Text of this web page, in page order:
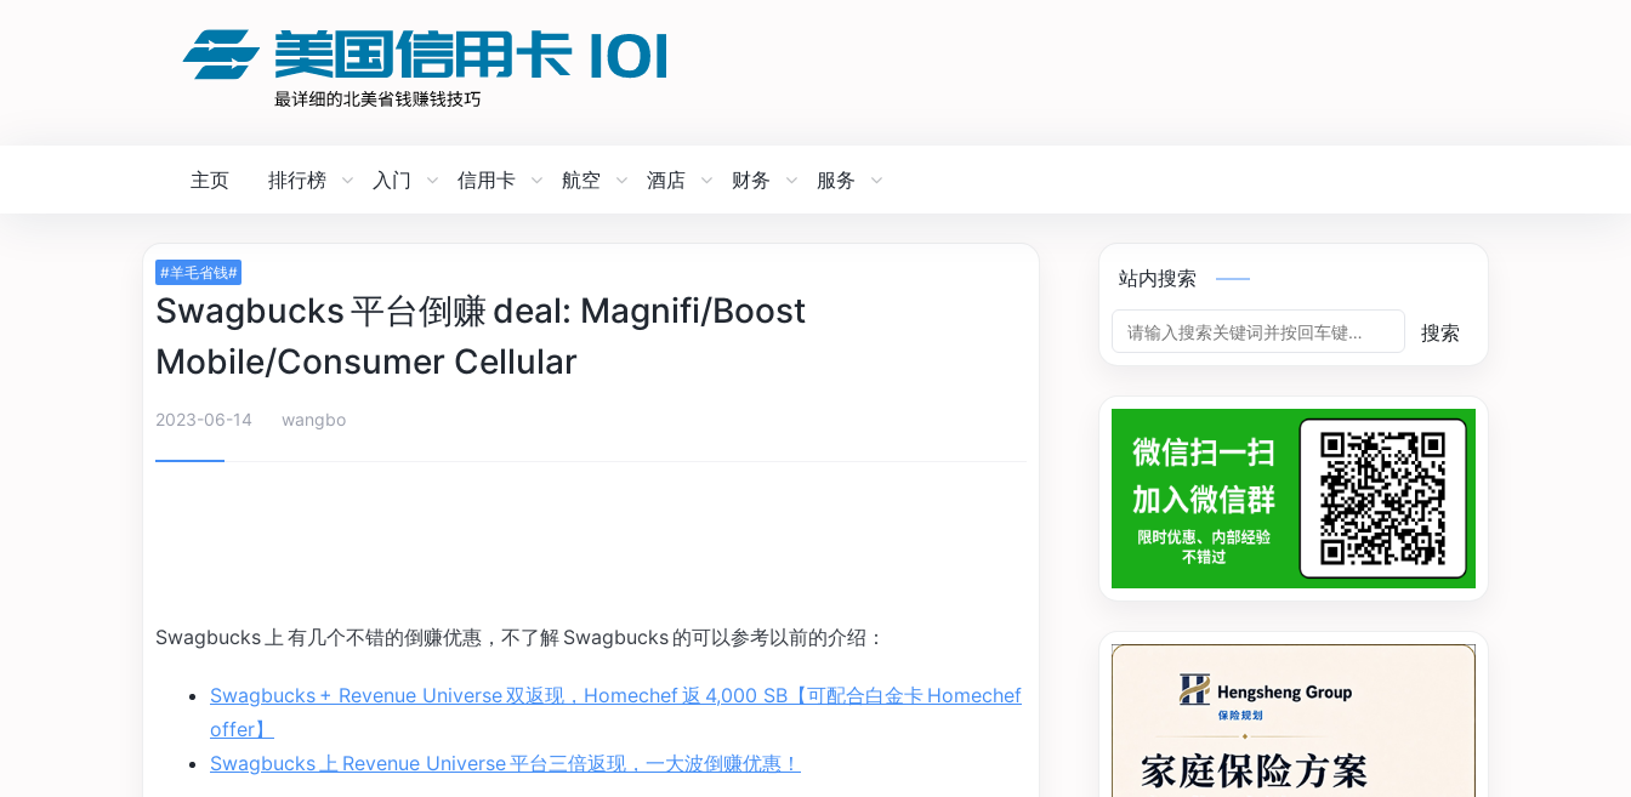
主页 排行榜 入门 信用卡 航空 酒店 财务 服务
#羊毛省钱#
Swagbucks 平台倒赚 deal: Magnifi/Boost
Mobile/Consumer Cellular
2023-06-14 wangbo
Swagbucks 上 有几个不错的倒赚优惠，不了解 Swagbucks 的可以参考以前的介绍：
Swagbucks + Revenue Universe 双返现，Homechef 返 4,000 SB【可配合白金卡 Homechef
offer】
Swagbucks 上 Revenue Universe 平台三倍返现，一大波倒赚优惠！
站内搜索
搜索